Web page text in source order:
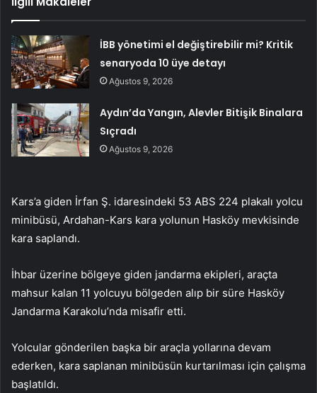
İBB yönetimi el değiştirebilir mi? Kritik
senaryoda 10 üye detayı
Ağustos 9, 2026
Aydın’da Yangın, Alevler Bitişik Binalara
Sıçradı
Ağustos 9, 2026
Kars’a giden İrfan Ş. idaresindeki 53 ABS 224 plakalı yolcu
minibüsü, Ardahan-Kars kara yolunun Hasköy mevkisinde
kara saplandı.
İhbar üzerine bölgeye giden jandarma ekipleri, araçta
mahsur kalan 11 yolcuyu bölgeden alıp bir süre Hasköy
Jandarma Karakolu’nda misafir etti.
Yolcular gönderilen başka bir araçla yollarına devam
ederken, kara saplanan minibüsün kurtarılması için çalışma
başlatıldı.